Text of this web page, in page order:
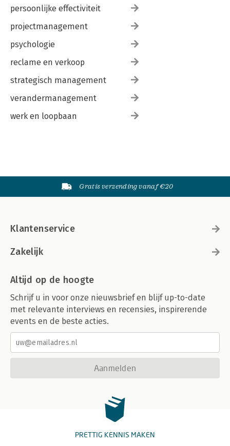
persoonlijke effectiviteit
projectmanagement
psychologie
reclame en verkoop
strategisch management
verandermanagement
werk en loopbaan
Gratis verzending vanaf €20
Klantenservice
Zakelijk
Altijd op de hoogte
Schrijf u in voor onze nieuwsbrief en blijf up-to-date
met relevante interviews en recensies, inspirerende
events en de beste acties.
Aanmelden
PRETTIG KENNIS MAKEN